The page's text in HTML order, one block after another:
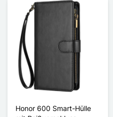
Honor 600 Smart-Hülle